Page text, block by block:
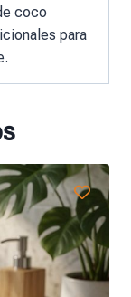
coco
para